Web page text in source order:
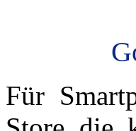
Für